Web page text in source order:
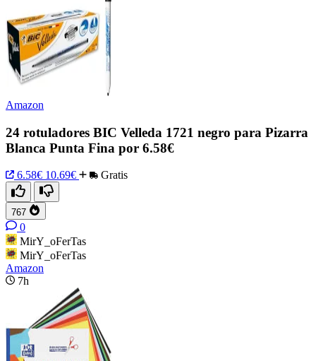
Amazon
24 rotuladores BIC Velleda 1721 negro para Pizarra
Blanca Punta Fina por 6.58€
6.58€ 10.69€ Gratis
767
0
MirY_oFerTas
MirY_oFerTas
Amazon
7h